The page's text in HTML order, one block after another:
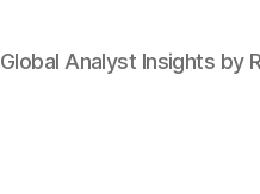
Global Analyst Insights by